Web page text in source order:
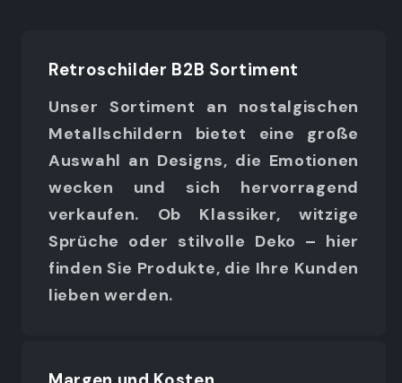
Retroschilder B2B Sortiment
Unser Sortiment an nostalgischen
Metallschildern bietet eine große
Auswahl an Designs, die Emotionen
wecken und sich hervorragend
verkaufen. Ob Klassiker, witzige
Sprüche oder stilvolle Deko – hier
finden Sie Produkte, die Ihre Kunden
lieben werden.